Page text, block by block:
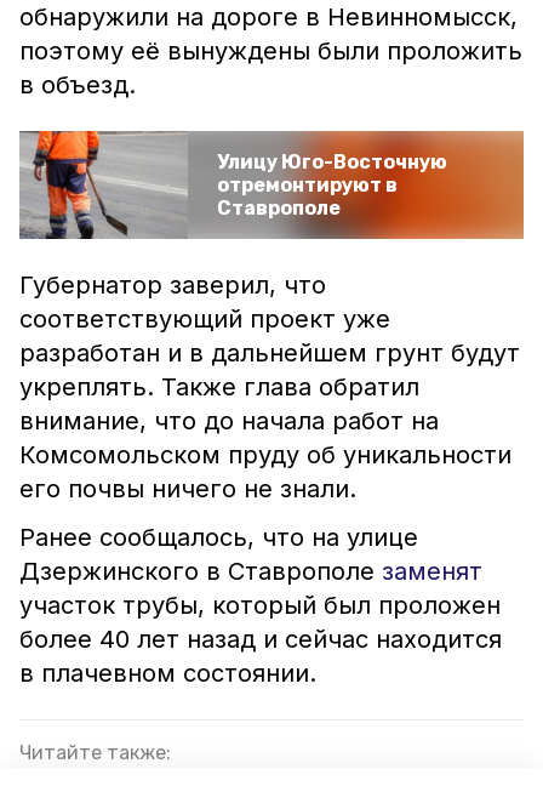
обнаружили на дороге в Невинномысск,
поэтому её вынуждены были проложить
в объезд.
Улицу Юго-Восточную
отремонтируют в
Ставрополе
Губернатор заверил, что
соответствующий проект уже
разработан и в дальнейшем грунт будут
укреплять. Также глава обратил
внимание, что до начала работ на
Комсомольском пруду об уникальности
его почвы ничего не знали.
Ранее сообщалось, что на улице
Дзержинского в Ставрополе заменят
участок трубы, который был проложен
более 40 лет назад и сейчас находится
в плачевном состоянии.
Читайте также: